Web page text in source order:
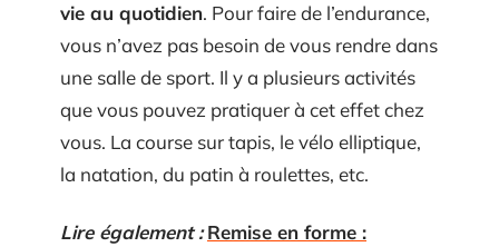
vie au quotidien. Pour faire de l’endurance,
vous n’avez pas besoin de vous rendre dans
une salle de sport. Il y a plusieurs activités
que vous pouvez pratiquer à cet effet chez
vous. La course sur tapis, le vélo elliptique,
la natation, du patin à roulettes, etc.
Lire également : Remise en forme :